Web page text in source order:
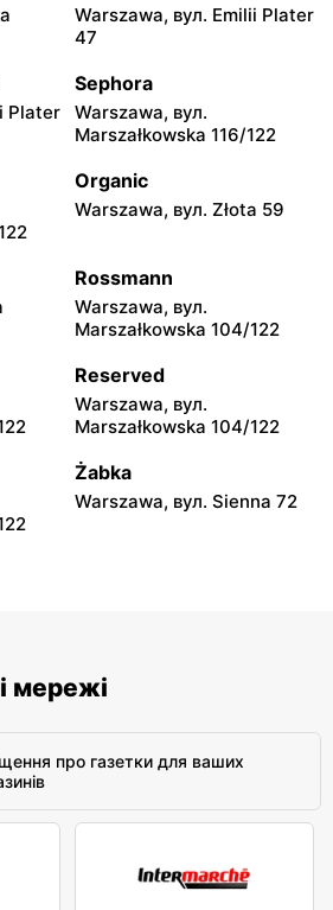
Samanta
Warszawska 63a
Samanta
Samanta
Samanta
Mława, вул. Wigury 4D
Samanta
Łomża, вул. Zawadzka 30
Samanta
Warszawa, вул. Emilii Plater
47
Plater
Sephora
Warszawa, вул.
Marszałkowska 116/122
Organic
Warszawa, вул. Złota 59
Rossmann
Warszawa, вул.
Marszałkowska 104/122
Reserved
Warszawa, вул.
Marszałkowska 104/122
Żabka
Warszawa, вул. Sienna 72
мережі
про газетки для ваших